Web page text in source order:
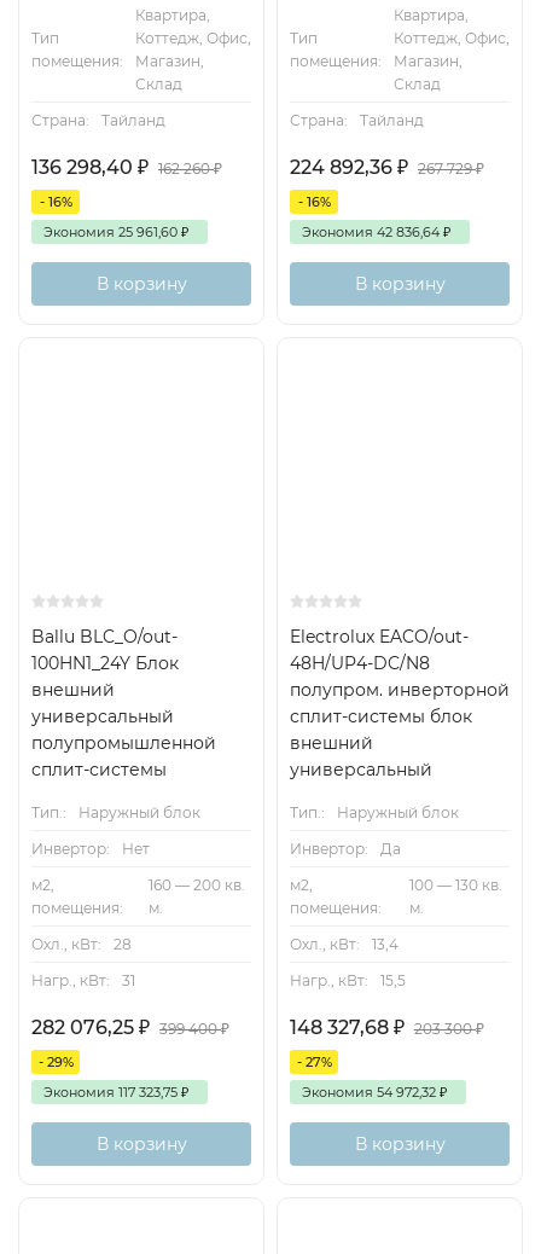
Тип
помещения:
Квартира,
Коттедж, Офис,
Магазин,
Склад
Страна:
Тайланд
136 298,40 ₽ 162 260₽
- 16%
Экономия 25 961,60 ₽
В корзину
Тип
помещения:
Квартира,
Коттедж, Офис,
Магазин,
Склад
Страна:
Тайланд
224 892,36 ₽ 267 729₽
- 16%
Экономия 42 836,64 ₽
В корзину
Ballu BLC_O/out-
100HN1_24Y Блок
внешний
универсальный
полупромышленной
сплит-системы
Тип.:
Наружный блок
Инвертор:
Нет
м2,
помещения:
160 — 200 кв.
м.
Охл., кВт:
28
Нагр., кВт:
31
282 076,25 ₽ 399 400₽
- 29%
Экономия 117 323,75 ₽
В корзину
Electrolux EACO/out-
48H/UP4-DC/N8
полупром. инверторной
сплит-системы блок
внешний
универсальный
Тип.:
Наружный блок
Инвертор:
Да
м2,
помещения:
100 — 130 кв.
м.
Охл., кВт:
13,4
Нагр., кВт:
15,5
148 327,68 ₽ 203 300₽
- 27%
Экономия 54 972,32 ₽
В корзину